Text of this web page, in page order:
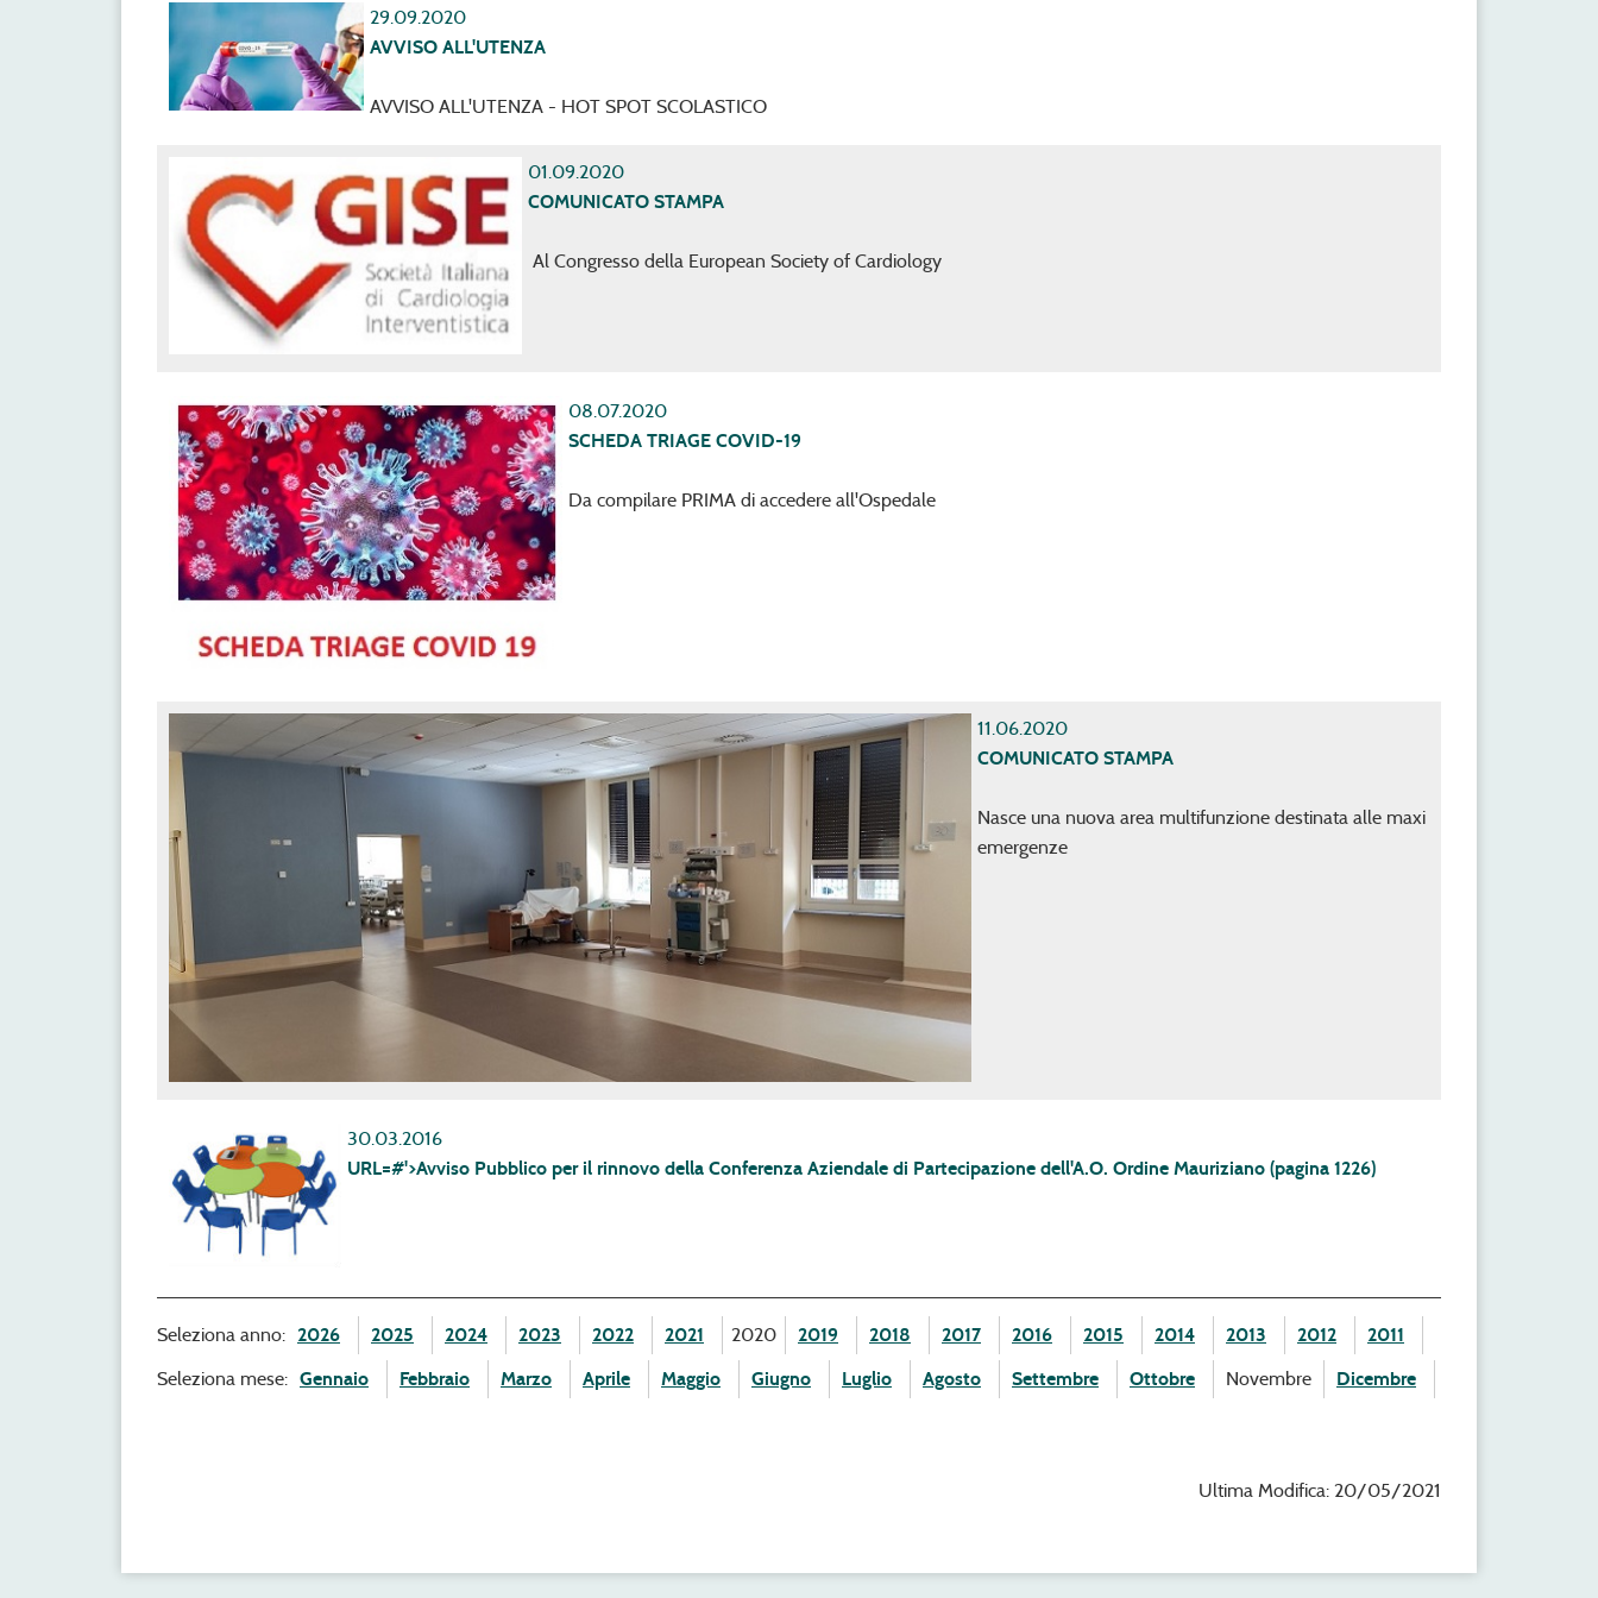
29.09.2020
AVVISO ALL'UTENZA
AVVISO ALL'UTENZA - HOT SPOT SCOLASTICO
01.09.2020
COMUNICATO STAMPA
Al Congresso della European Society of Cardiology
08.07.2020
SCHEDA TRIAGE COVID-19
Da compilare PRIMA di accedere all'Ospedale
11.06.2020
COMUNICATO STAMPA
Nasce una nuova area multifunzione destinata alle maxi
emergenze
30.03.2016
URL=#'>Avviso Pubblico per il rinnovo della Conferenza Aziendale di Partecipazione dell'A.O. Ordine Mauriziano (pagina 1226)
Seleziona anno: 2026 2025 2024 2023 2022 2021 2020 2019 2018 2017 2016 2015 2014 2013 2012
2011
Seleziona mese: Gennaio Febbraio Marzo Aprile Maggio Giugno Luglio Agosto Settembre Ottobre Novembre Dicembre
Ultima Modifica: 20/05/2021